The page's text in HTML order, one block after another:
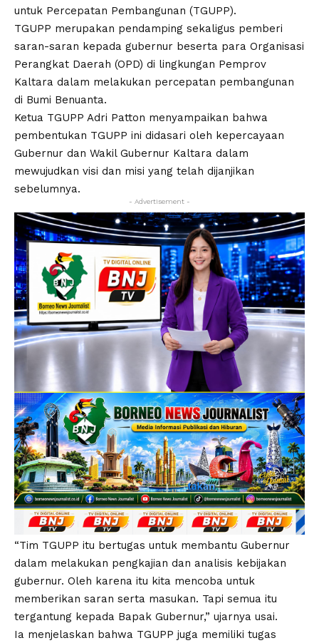
untuk Percepatan Pembangunan (TGUPP).
TGUPP merupakan pendamping sekaligus pemberi
saran-saran kepada gubernur beserta para Organisasi
Perangkat Daerah (OPD) di lingkungan Pemprov
Kaltara dalam melakukan percepatan pembangunan
di Bumi Benuanta.
Ketua TGUPP Adri Patton menyampaikan bahwa
pembentukan TGUPP ini didasari oleh kepercayaan
Gubernur dan Wakil Gubernur Kaltara dalam
mewujudkan visi dan misi yang telah dijanjikan
sebelumnya.
- Advertisement -
“Tim TGUPP itu bertugas untuk membantu Gubernur
dalam melakukan pengkajian dan analisis kebijakan
gubernur. Oleh karena itu kita mencoba untuk
memberikan saran serta masukan. Tapi semua itu
tergantung kepada Bapak Gubernur,” ujarnya usai.
Ia menjelaskan bahwa TGUPP juga memiliki tugas